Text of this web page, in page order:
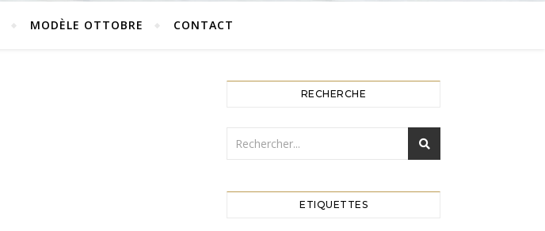
MODÈLE OTTOBRE CONTACT
RECHERCHE
ETIQUETTES